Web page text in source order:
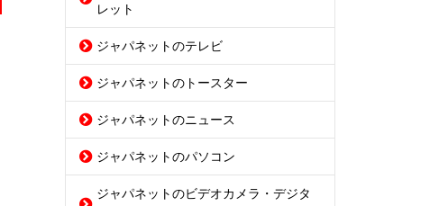
レット
ジャパネットのテレビ
ジャパネットのトースター
ジャパネットのニュース
ジャパネットのパソコン
ジャパネットのビデオカメラ・デジタ